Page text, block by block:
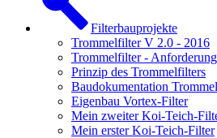
Filterbauprojekte
Trommelfilter V 2.0 - 2016
Trommelfilter -
Prinzip des Trommelfilters
Baudokumentation
Eigenbau Vortex-Filter
Mein zweiter Koi-Teich-
Mein erster Koi-Teich-Filter